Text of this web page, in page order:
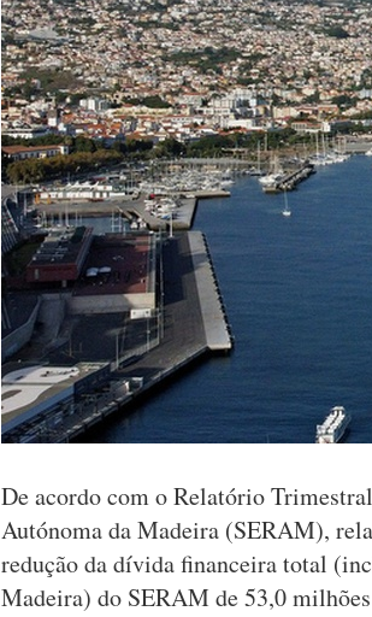
De acordo com o Relatório
Autónoma da Madeira (SERAM),
redução da dívida financeira total
Madeira) do SERAM de 53,0